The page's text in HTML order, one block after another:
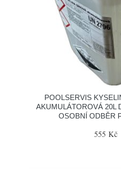
POOLSERVIS
AKUMULÁTOROVÁ 20L
OSOBNÍ ODBĚR
555 Kč